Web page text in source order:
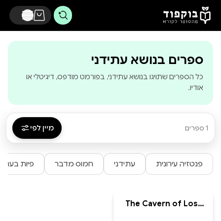
דלג לתוכן הראשי
ספרים בנושא עתידני
כל הספרים שתויגו בנושא עתידני, בפורמט מודפס, דיגיטלי או
אודיו.
1 ספרים מיין לפי
פנטזיה עירונית עתידני חמוס מדבר פיות
The Cavern of Lost